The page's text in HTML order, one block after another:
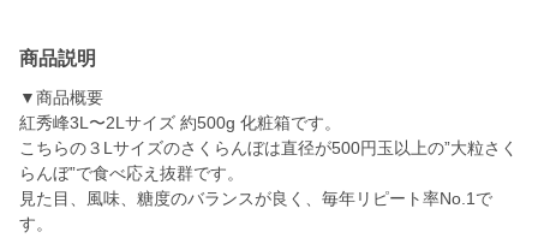
商品説明
▼商品概要
紅秀峰3L〜2Lサイズ 約500g 化粧箱です。
こちらの３Lサイズのさくらんぼは直径が500円玉以上の”大粒さく
らんぼ”で食べ応え抜群です。
見た目、風味、糖度のバランスが良く、毎年リピート率No.1で
す。